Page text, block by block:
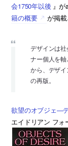
会1750年以後 』が
籍の概要
が掲載
デザインは
ナー個人を
から、デザ
の再版。
欲望のオブジェ―
エイドリアン フォ